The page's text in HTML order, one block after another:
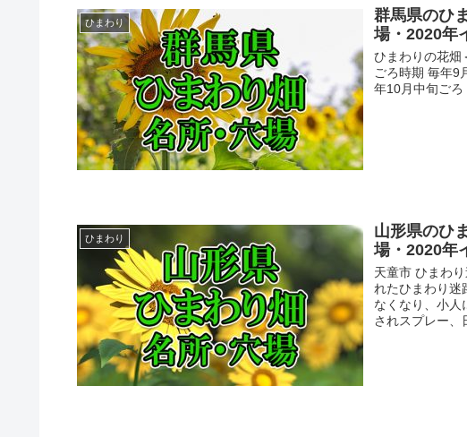
ひまわり
群馬県のひ
場・2020年
ひまわりの花畑
ごろ時期 毎年9
年10月中旬ご
ひまわり
山形県のひ
場・2020年
天童市 ひまわ
れたひまわり迷
なくなり、小人
されスプレー、